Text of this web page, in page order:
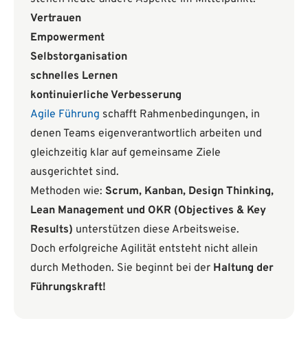
Vertrauen
Empowerment
Selbstorganisation
schnelles Lernen
kontinuierliche Verbesserung
Agile Führung schafft Rahmenbedingungen, in
denen Teams eigenverantwortlich arbeiten und
gleichzeitig klar auf gemeinsame Ziele
ausgerichtet sind.
Methoden wie: Scrum, Kanban, Design Thinking,
Lean Management und OKR (Objectives & Key
Results) unterstützen diese Arbeitsweise.
Doch erfolgreiche Agilität entsteht nicht allein
durch Methoden. Sie beginnt bei der Haltung der
Führungskraft!